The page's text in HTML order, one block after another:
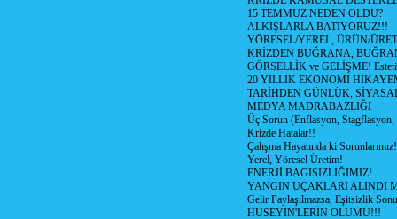
15 TEMMUZ NEDEN OLDU?
ALKIŞLARLA BATIYORUZ!!!
YÖRESEL/YEREL, ÜRÜN/
KRİZDEN BUĞRANA,
GÖRSELLİK ve GELİŞME!
20 YILLIK EKONOMİ
TARİHDEN GÜNLÜK,
MEDYA MADRABAZLIĞI
Üç Sorun (Enflasyon, Stagflasyon,
Krizde Hatalar!!
Çalışma Hayatında ki
Yerel, Yöresel Üretim!
ENERJİ BAGISIZLIĞIMIZ!
YANGIN UÇAKLARI ALINDI
Gelir Paylaşılmazsa, Eşitsizlik
HÜSEYİN'LERİN ÖLÜMÜ!!!